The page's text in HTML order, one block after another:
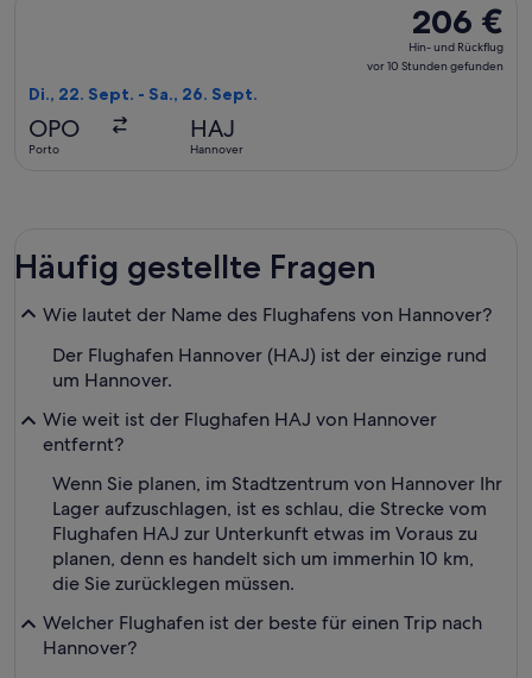
206 €
Hin-
und
206 €
Hin- und Rückflug
vor 10 Stunden gefunden
Di., 22. Sept. - Sa., 26. Sept.
OPO
Porto
HAJ
Hannover
Häufig gestellte Fragen
Wie lautet der Name des Flughafens von Hannover?
Der Flughafen Hannover (HAJ) ist der einzige rund
um Hannover.
Wie weit ist der Flughafen HAJ von Hannover
entfernt?
Wenn Sie planen, im Stadtzentrum von Hannover Ihr
Lager aufzuschlagen, ist es schlau, die Strecke vom
Flughafen HAJ zur Unterkunft etwas im Voraus zu
planen, denn es handelt sich um immerhin 10 km,
die Sie zurücklegen müssen.
Welcher Flughafen ist der beste für einen Trip nach
Hannover?